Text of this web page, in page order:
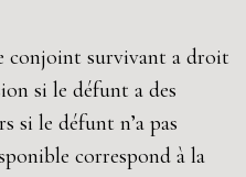
conjoint survivant a droit
si le défunt a des
si le défunt n’a pas
correspond à la